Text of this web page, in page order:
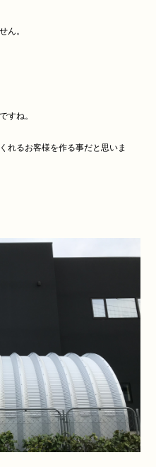
ん。
すね。
れるお客様を作る事だと思いま